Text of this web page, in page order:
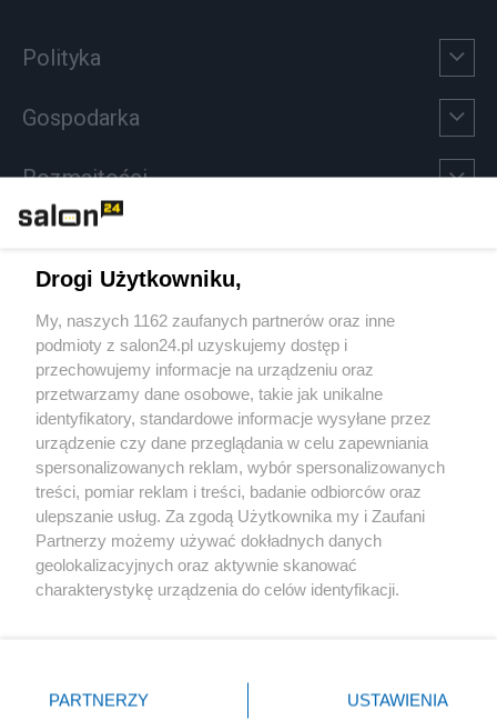
Polityka
Gospodarka
Rozmaitości
Sport
Społeczeństwo
Kultura
X Facebook Instagram Youtube
Drogi Użytkowniku,
My, naszych 1162 zaufanych partnerów oraz inne
podmioty z salon24.pl uzyskujemy dostęp i
przechowujemy informacje na urządzeniu oraz
przetwarzamy dane osobowe, takie jak unikalne
identyfikatory, standardowe informacje wysyłane przez
urządzenie czy dane przeglądania w celu zapewniania
spersonalizowanych reklam, wybór spersonalizowanych
treści, pomiar reklam i treści, badanie odbiorców oraz
ulepszanie usług. Za zgodą Użytkownika my i Zaufani
Partnerzy możemy używać dokładnych danych
geolokalizacyjnych oraz aktywnie skanować
charakterystykę urządzenia do celów identyfikacji.
zmienić/wycofać klikając przycisk ustawień prywatności
znajdujący się w lewym dolnym rogu strony
PARTNERZY USTAWIENIA